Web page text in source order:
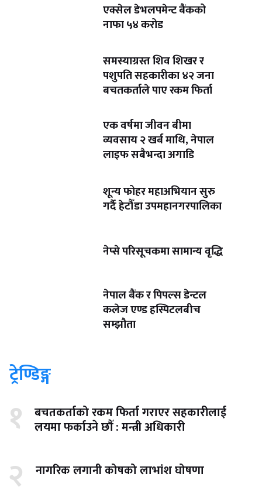
एक्सेल डेभलपमेन्ट बैंकको
नाफा ५४ करोड
समस्याग्रस्त शिव शिखर र
पशुपति सहकारीका ४२ जना
बचतकर्ताले पाए रकम फिर्ता
एक वर्षमा जीवन बीमा
व्यवसाय २ खर्ब माथि, नेपाल
लाइफ सबैभन्दा अगाडि
शून्य फोहर महाअभियान सुरु
गर्दै हेटौँडा उपमहानगरपालिका
नेप्से परिसूचकमा सामान्य वृद्धि
नेपाल बैंक र पिपल्स डेन्टल
कलेज एण्ड हस्पिटलबीच
सम्झौता
ट्रेण्डिङ्ग
१ बचतकर्ताको रकम फिर्ता गराएर सहकारीलाई
लयमा फर्काउने छौँ : मन्त्री अधिकारी
२ नागरिक लगानी कोषको लाभांश घोषणा